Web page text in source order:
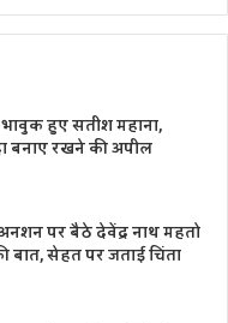
हुए सतीश महाना,
बनाए रखने की अपील
पर बैठे देवेंद्र नाथ महतो
सेहत पर जताई चिंता